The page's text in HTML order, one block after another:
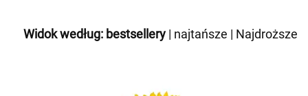
Widok według: bestsellery | najtańsze | Najdroższe